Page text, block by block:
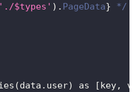
'./$types' ) . PageData} */
as [key,